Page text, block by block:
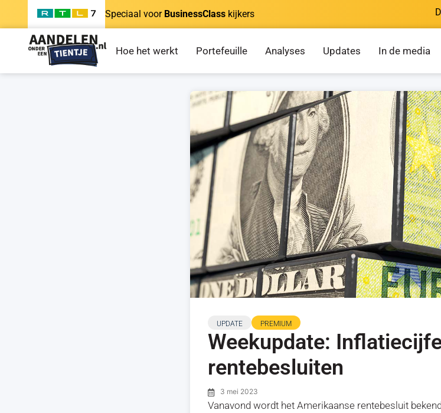
Speciaal voor BusinessClass kijkers
Hoe het werkt Portefeuille Analyses Updates In de media
UPDATE PREMIUM
Weekupdate:
rentebesluiten
3 mei 2023
Vanavond wordt het Amerikaanse rentebesluit